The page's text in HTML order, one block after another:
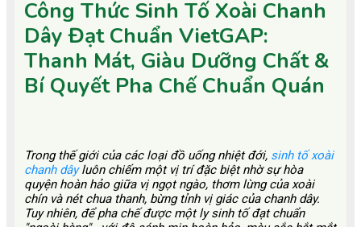
Trong thế giới của các loại đồ uống nhiệt đới, sinh tố xoài
chanh dâyluôn chiếm một vị trí đặc biệt nhờ sự hòa
quyện hoàn hảo giữa vị ngọt ngào, thơm lừng của xoài
chín và nét chua thanh, bừng tỉnh vị giác của chanh dây.
Tuy nhiên, để pha chế được một ly sinh tố đạt chuẩn
Công Thức Sinh Tố Xoài Chanh
Dây Đạt Chuẩn VietGAP:
Thanh Mát, Giàu Dưỡng Chất &
Bí Quyết Pha Chế Chuẩn Quán